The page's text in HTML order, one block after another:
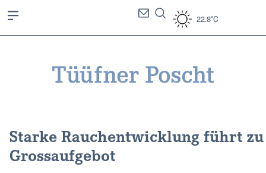
22.8°C
Starke Rauchentwicklung führt zu
Grossaufgebot